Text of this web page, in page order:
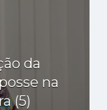
da
na
(5)